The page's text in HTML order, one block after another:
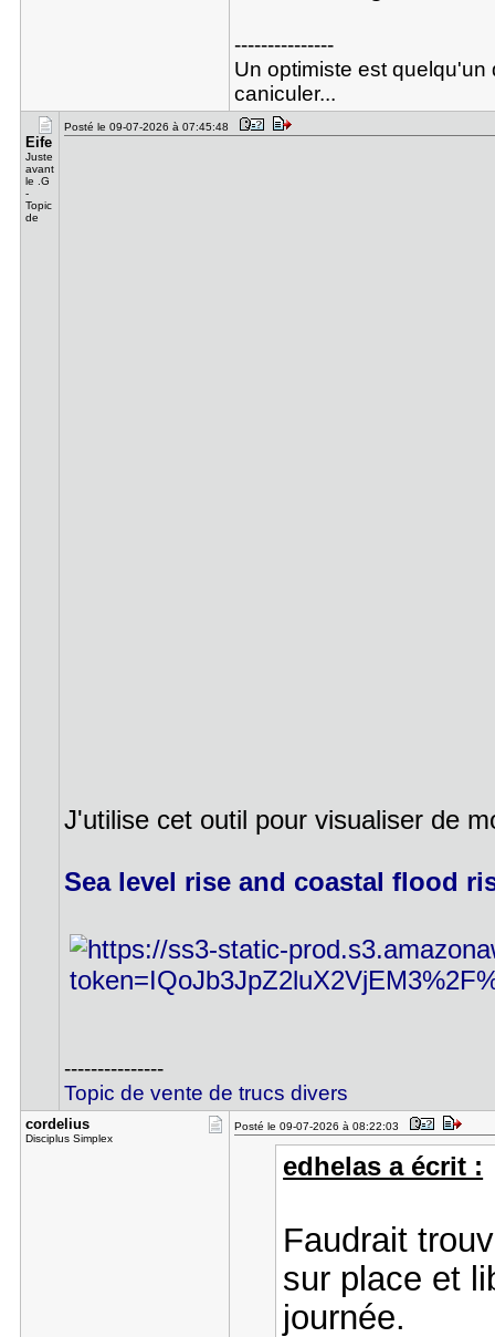
---------------
Un optimiste est
caniculer...
Eife
Juste
avant
le .G
-
Topic
de
Posté le 09-07-2026 à 07:45:48
J'utilise cet outil pour visualiser de
Sea level rise and coastal flood
---------------
Topic de vente de trucs divers
cordelius
Disciplus Simplex
Posté le 09-07-2026 à 08:22:03
edhelas a écrit :
Faudrait
sur place et
journée.